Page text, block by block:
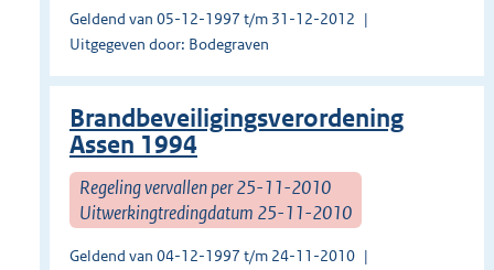
Geldend van 05-12-1997 t/m 31-12-2012
Uitgegeven door: Bodegraven
Brandbeveiligingsverordening
Assen 1994
Regeling vervallen per 25-11-2010
Uitwerkingtredingdatum 25-11-2010
Geldend van 04-12-1997 t/m 24-11-2010